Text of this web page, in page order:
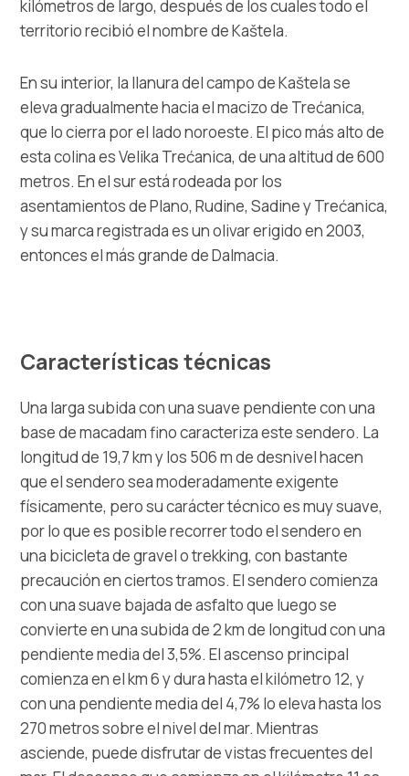
kilómetros de largo, después de los cuales todo el
territorio recibió el nombre de Kaštela.
En su interior, la llanura del campo de Kaštela se
eleva gradualmente hacia el macizo de Trećanica,
que lo cierra por el lado noroeste. El pico más alto de
esta colina es Velika Trećanica, de una altitud de 600
metros. En el sur está rodeada por los
asentamientos de Plano, Rudine, Sadine y Trećanica,
y su marca registrada es un olivar erigido en 2003,
entonces el más grande de Dalmacia.
Características técnicas
Una larga subida con una suave pendiente con una
base de macadam fino caracteriza este sendero. La
longitud de 19,7 km y los 506 m de desnivel hacen
que el sendero sea moderadamente exigente
físicamente, pero su carácter técnico es muy suave,
por lo que es posible recorrer todo el sendero en
una bicicleta de gravel o trekking, con bastante
precaución en ciertos tramos. El sendero comienza
con una suave bajada de asfalto que luego se
convierte en una subida de 2 km de longitud con una
pendiente media del 3,5%. El ascenso principal
comienza en el km 6 y dura hasta el kilómetro 12, y
con una pendiente media del 4,7% lo eleva hasta los
270 metros sobre el nivel del mar. Mientras
asciende, puede disfrutar de vistas frecuentes del